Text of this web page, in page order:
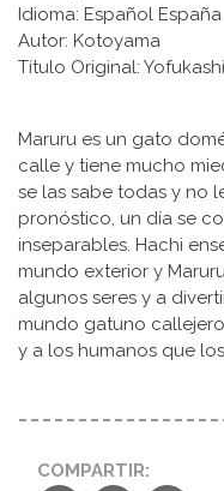
Idioma: Español España
Autor: Kotoyama
Título Original:
Maruru es un gato
calle y tiene mucho
se las sabe todas y no
pronóstico, un día se
inseparables. Hachi
mundo exterior y
algunos seres y a
mundo gatuno
y a los humanos que
COMPARTIR: